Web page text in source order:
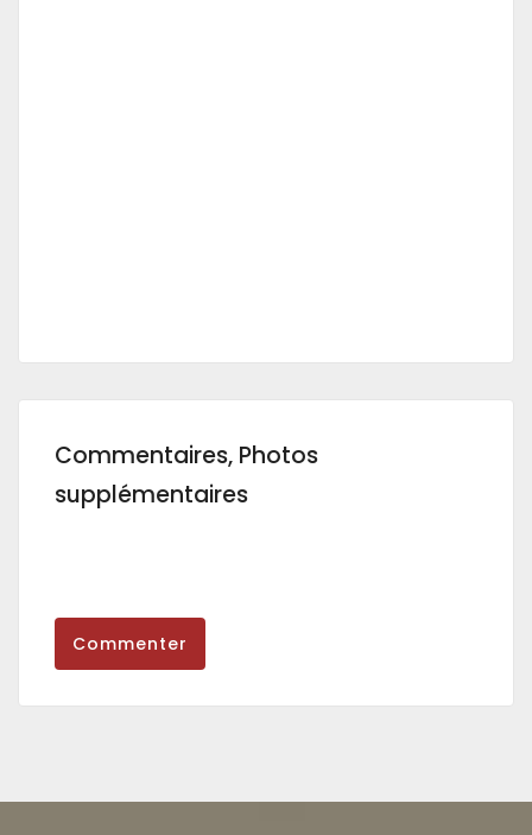
Commentaires, Photos
supplémentaires
Commenter